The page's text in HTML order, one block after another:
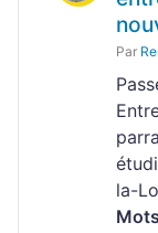
Par
la-